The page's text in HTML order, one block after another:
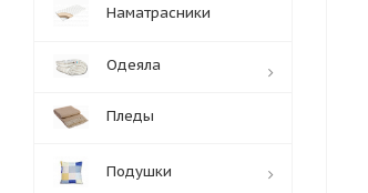
Наматрасники
Одеяла
Пледы
Подушки